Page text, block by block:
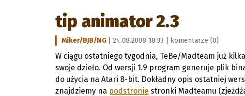
tip animator 2.3
Miker/BJB/NG | 24.08.2008 18:33 | komentarze (0)
W ciągu ostatniego tygodnia, TeBe/Madteam już
swoje dzieło. Od wersji 1.9 program generuje plik
do użycia na Atari 8-bit. Dokładny opis ostatniej
znajdziemy na podstronie stronki Madteamu